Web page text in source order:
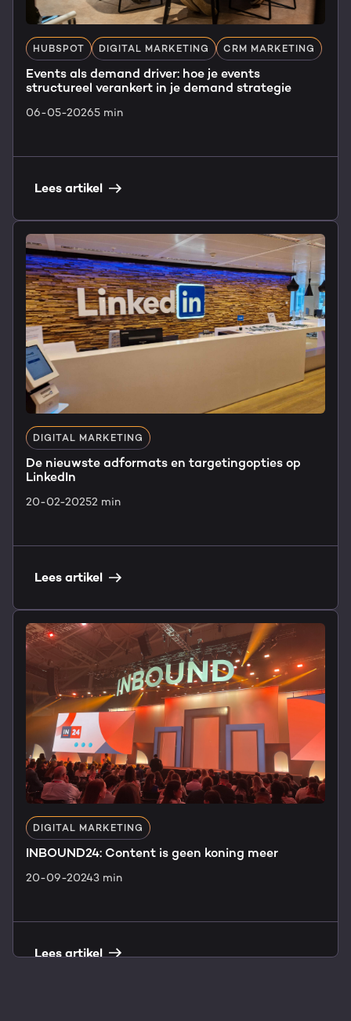
HUBSPOT DIGITAL MARKETING CRM MARKETING
Events als demand driver: hoe je events
structureel verankert in je demand strategie
06-05-20265 min
Lees artikel
DIGITAL MARKETING
De nieuwste adformats en targetingopties op
LinkedIn
20-02-20252 min
Lees artikel
DIGITAL MARKETING
INBOUND24: Content is geen koning meer
20-09-20243 min
Lees artikel